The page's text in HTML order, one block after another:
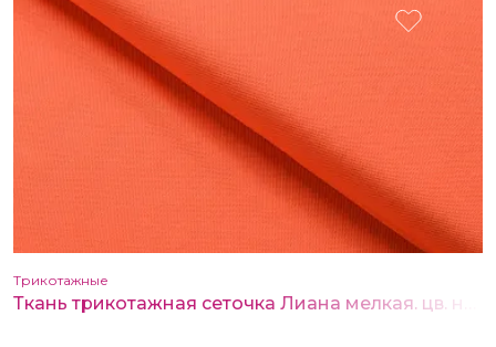
Трикотажные